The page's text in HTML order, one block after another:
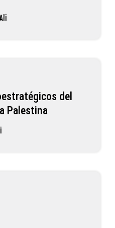
del
Palestina